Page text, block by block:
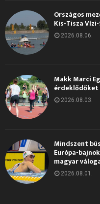
Országos
Kis-Tisza
2026.08.06.
Makk Marci
érdeklődőket
2026.08.03.
Mindszent
Európa-
magyar
2026.08.01.